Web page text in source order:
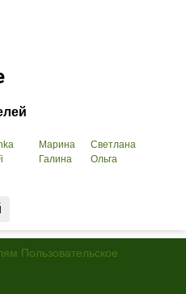
Марина
Светлана
Галина
Ольга
Пользовательское